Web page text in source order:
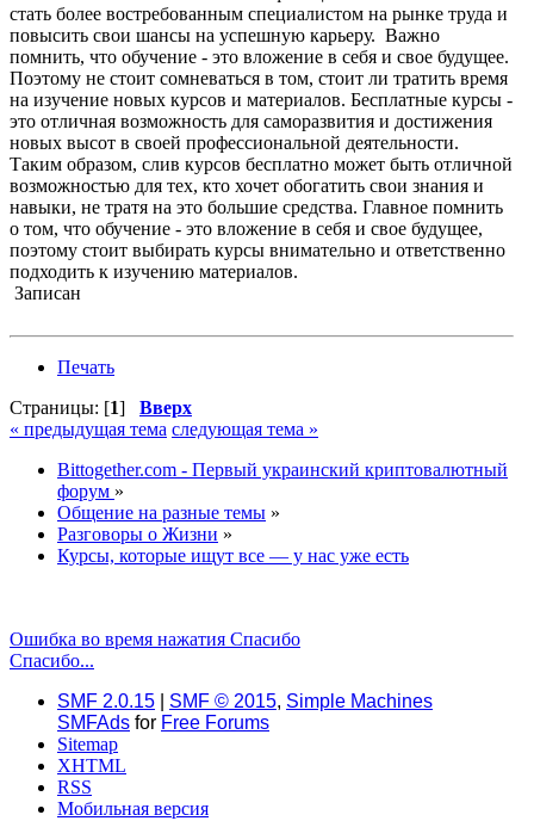
стать более востребованным специалистом на рынке труда и
повысить свои шансы на успешную карьеру. Важно
помнить, что обучение - это вложение в себя и свое будущее.
Поэтому не стоит сомневаться в том, стоит ли тратить время
на изучение новых курсов и материалов. Бесплатные курсы -
это отличная возможность для саморазвития и достижения
новых высот в своей профессиональной деятельности.
Таким образом, слив курсов бесплатно может быть отличной
возможностью для тех, кто хочет обогатить свои знания и
навыки, не тратя на это большие средства. Главное помнить
о том, что обучение - это вложение в себя и свое будущее,
поэтому стоит выбирать курсы внимательно и ответственно
подходить к изучению материалов.
Записан
Печать
Страницы: [1] Вверх
« предыдущая тема следующая тема »
Bittogether.com - Первый украинский криптовалютный
форум »
Общение на разные темы »
Разговоры о Жизни »
Курсы, которые ищут все — у нас уже есть
Ошибка во время нажатия Спасибо
Спасибо...
SMF 2.0.15
SMF © 2015, Simple Machines
SMFAds for Free Forums
Sitemap
XHTML
RSS
Мобильная версия